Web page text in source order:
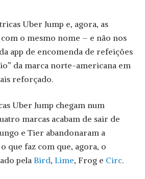
Uber Jump e, agora, as
o mesmo nome – e não nos
app de encomenda de refeições
da marca norte-americana em
reforçado.
Uber Jump chegam num
marcas acabam de sair de
e Tier abandonaram a
que faz com que, agora, o
pela Bird, Lime, Frog e Circ.